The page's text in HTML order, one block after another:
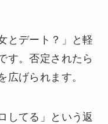
とデート？」と軽
す。否定されたら
広げられます。
してる」という返